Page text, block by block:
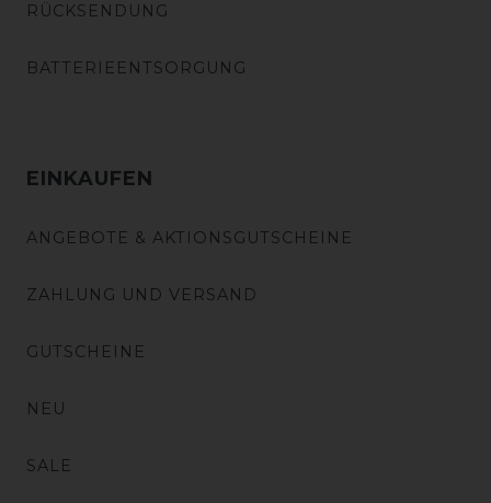
RÜCKSENDUNG
BATTERIEENTSORGUNG
EINKAUFEN
ANGEBOTE & AKTIONSGUTSCHEINE
ZAHLUNG UND VERSAND
GUTSCHEINE
NEU
SALE